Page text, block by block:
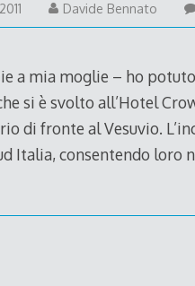
June
Davide Bennato
a mia moglie – ho
si è svolto all’Hotel
di fronte al Vesuvio.
Italia, consentendo loro